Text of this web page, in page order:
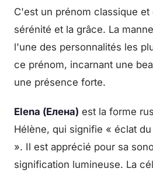
C'est un prénom classique et
sérénité et la grâce. La
l'une des personnalités les
ce prénom, incarnant une
une présence forte.
Elena (Елена) est la forme
Hélène, qui signifie « éclat
». Il est apprécié pour sa
signification lumineuse. La